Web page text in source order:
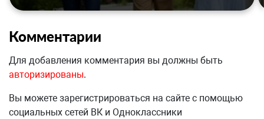
Комментарии
Для добавления комментария вы должны быть
авторизированы.
Вы можете зарегистрироваться на сайте с помощью
социальных сетей ВК и Одноклассники